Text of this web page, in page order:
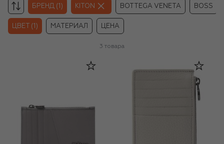
БРЕНД (1) KITON BOTTEGA VENETA BOSS
ЦВЕТ (1) МАТЕРИАЛ ЦЕНА
3 товара